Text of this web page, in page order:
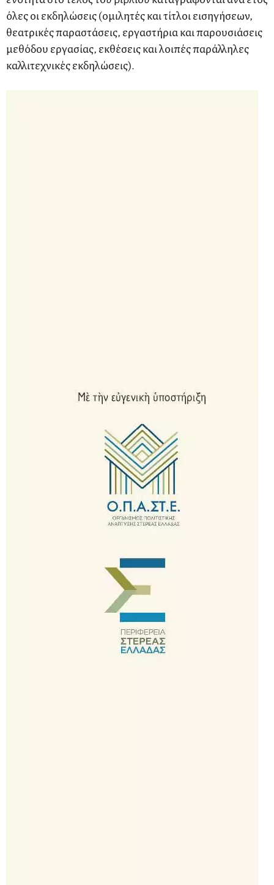
όλες οι εκδηλώσεις (ομιλητές και τίτλοι εισηγήσεων,
θεατρικές παραστάσεις, εργαστήρια και παρουσιάσεις
μεθόδου εργασίας, εκθέσεις και λοιπές παράλληλες
καλλιτεχνικές εκδηλώσεις).